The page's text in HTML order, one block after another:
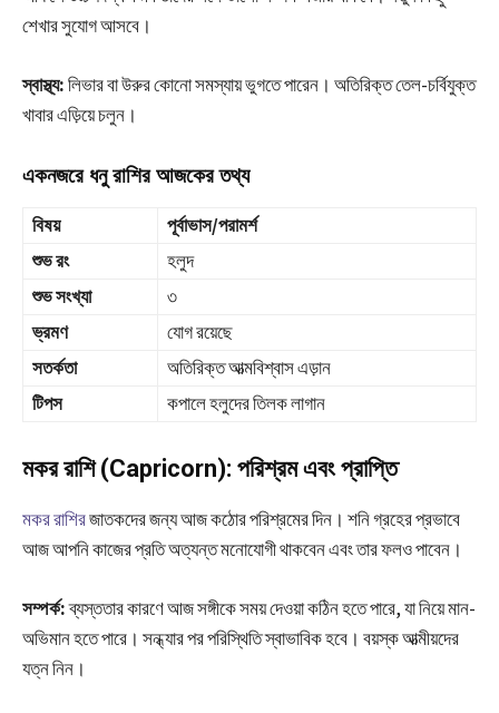
শেখার সুযোগ আসবে।
স্বাস্থ্য:লিভার বা উরুর কোনো সমস্যায় ভুগতে পারেন। অতিরিক্ত তেল-চর্বিযুক্ত
খাবার এড়িয়ে চলুন।
একনজরে ধনু রাশির আজকের তথ্য
বিষয়
পূর্বাভাস/পরামর্শ
শুভ রং
হলুদ
শুভ সংখ্যা
৩
ভ্রমণ
যোগ রয়েছে
সতর্কতা
অতিরিক্ত আত্মবিশ্বাস এড়ান
টিপস
কপালে হলুদের তিলক লাগান
মকর রাশি (Capricorn): পরিশ্রম এবং প্রাপ্তি
মকর রাশিরজাতকদের জন্য আজ কঠোর পরিশ্রমের দিন। শনি গ্রহের প্রভাবে
আজ আপনি কাজের প্রতি অত্যন্ত মনোযোগী থাকবেন এবং তার ফলও পাবেন।
সম্পর্ক:ব্যস্ততার কারণে আজ সঙ্গীকে সময় দেওয়া কঠিন হতে পারে, যা নিয়ে মান-
অভিমান হতে পারে। সন্ধ্যার পর পরিস্থিতি স্বাভাবিক হবে। বয়স্ক আত্মীয়দের
যত্ন নিন।